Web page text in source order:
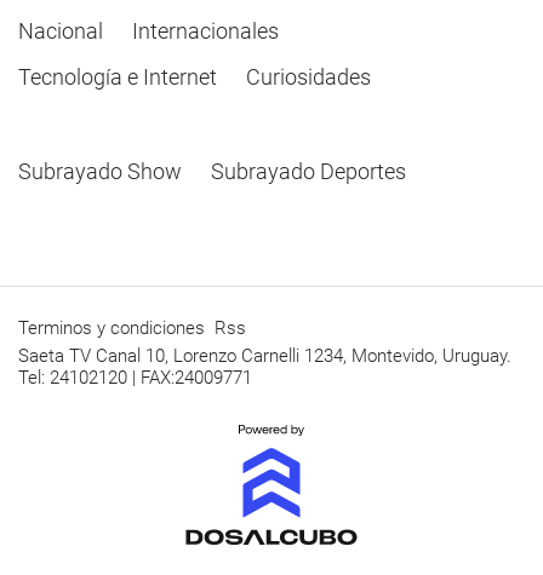
Nacional
Internacionales
Tecnología e Internet
Curiosidades
Subrayado Show Subrayado Deportes
Terminos y condiciones Rss
Saeta TV Canal 10, Lorenzo Carnelli 1234, Montevido, Uruguay.
Tel: 24102120 | FAX:24009771